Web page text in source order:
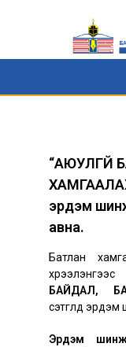
“АЮУЛГҮЙ
эрдэм
авна.
Батлан
БАЙДАЛ,
сэтгүүлд эрдэм
Эрдэм